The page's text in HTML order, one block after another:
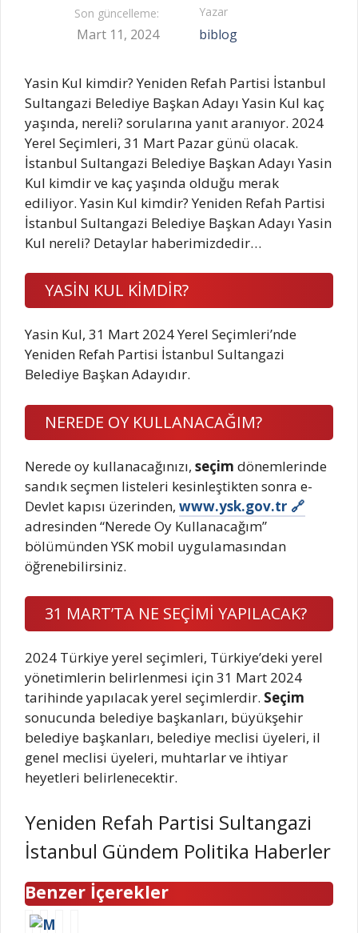
Son güncelleme:
Mart 11, 2024
Yazar
biblog
Yasin Kul kimdir? Yeniden Refah Partisi İstanbul
Sultangazi Belediye Başkan Adayı Yasin Kul kaç
yaşında, nereli? sorularına yanıt aranıyor. 2024
Yerel Seçimleri, 31 Mart Pazar günü olacak.
İstanbul Sultangazi Belediye Başkan Adayı Yasin
Kul kimdir ve kaç yaşında olduğu merak
ediliyor. Yasin Kul kimdir? Yeniden Refah Partisi
İstanbul Sultangazi Belediye Başkan Adayı Yasin
Kul nereli? Detaylar haberimizdedir…
YASİN KUL KİMDİR?
Yasin Kul, 31 Mart 2024 Yerel Seçimleri’nde
Yeniden Refah Partisi İstanbul Sultangazi
Belediye Başkan Adayıdır.
NEREDE OY KULLANACAĞIM?
Nerede oy kullanacağınızı, seçim dönemlerinde
sandık seçmen listeleri kesinleştikten sonra e-
Devlet kapısı üzerinden, www.ysk.gov.tr
adresinden “Nerede Oy Kullanacağım”
bölümünden YSK mobil uygulamasından
öğrenebilirsiniz.
31 MART’TA NE SEÇİMİ YAPILACAK?
2024 Türkiye yerel seçimleri, Türkiye’deki yerel
yönetimlerin belirlenmesi için 31 Mart 2024
tarihinde yapılacak yerel seçimlerdir. Seçim
sonucunda belediye başkanları, büyükşehir
belediye başkanları, belediye meclisi üyeleri, il
genel meclisi üyeleri, muhtarlar ve ihtiyar
heyetleri belirlenecektir.
Yeniden Refah Partisi Sultangazi
İstanbul Gündem Politika Haberler
Benzer İçerekler
M A